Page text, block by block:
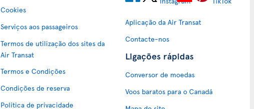
Cookies
Serviços aos passageiros
Termos de utilização dos sites da
Air Transat
Termos e Condições
Condições de reserva
Política de privacidade
Aplicação da Air Transat
Contacte-nos
Ligações rápidas
Conversor de moedas
Voos baratos para o Canadá